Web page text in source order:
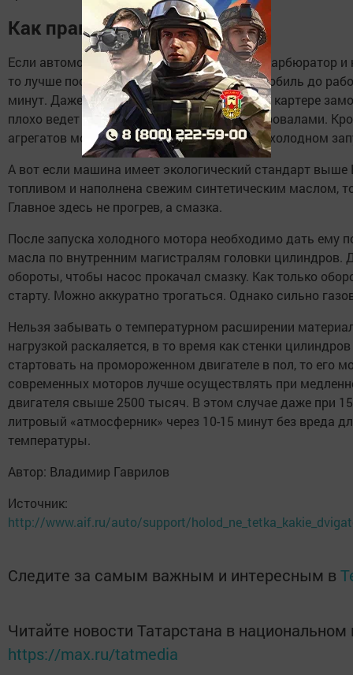
Как правильно греть мотор?
Если автомобилю больше 20 лет, он имеет карбюратор и
то лучше поостеречься и прогревать автомобиль до
минут. Даже при наличии хорошего масла в картере
плохо ведет себя под нагрузкой и тянет с провалами.
агрегатов может обернуться поломкой при холодном
А вот если машина имеет экологический стандарт
топливом и наполнена свежим синтетическим маслом,
Главное здесь не прогрев, а смазка.
После запуска холодного мотора необходимо дать ему
масла по внутренним магистралям головки цилиндров.
обороты, чтобы насос прокачал смазку. Как только
старту. Можно аккуратно трогаться. Однако сильно
Нельзя забывать о температурном расширении
нагрузкой раскаляется, в то время как стенки
стартовать на промороженном двигателе в пол, то его
современных моторов лучше осуществлять при
двигателя свыше 2500 тысяч. В этом случае даже при
литровый «атмосферник» через 10-15 минут без вреда
температуры.
Автор: Владимир Гаврилов
Источник:
http://www.aif.ru/auto/support/
Следите за самым важным и интересным в
Читайте новости Татарстана в
https://max.ru/tatmedia